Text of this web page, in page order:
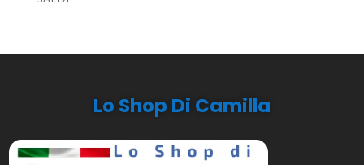
Lo Shop Di Camilla